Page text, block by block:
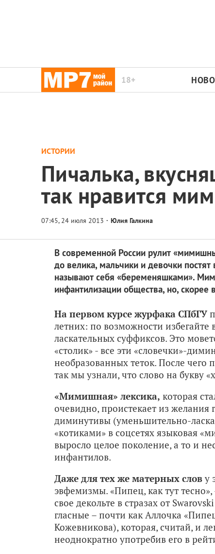
18+
ИСТОРИИ
Пичалька,
так нравится
Юлия Галкина
В современной России рулит
до велика, мальчики и девочки
называют себя «беременяшками».
инфантилизации общества, но, скорее
На первом курсе журфака СПбГУ
летних: по возможности
ласкательных суффиксов. Это
«столик» - все эти «словечки»-
необразованных теток. После чего
так мы узнали, что слово на букву
«Мимишная» лексика, которая
очевидно, проистекает из желания
диминутивы (уменьшительно-
«котиками» в соцсетях языковая
выросло целое поколение, а то и
инфантилов.
Даже для тех же матерных слову
эвфемизмы. «Пипец, как тут
свое декольте в стразах от
гласные – почти как Аллочка
Кожевникова), которая, считай, и
неоднократно употребив его в